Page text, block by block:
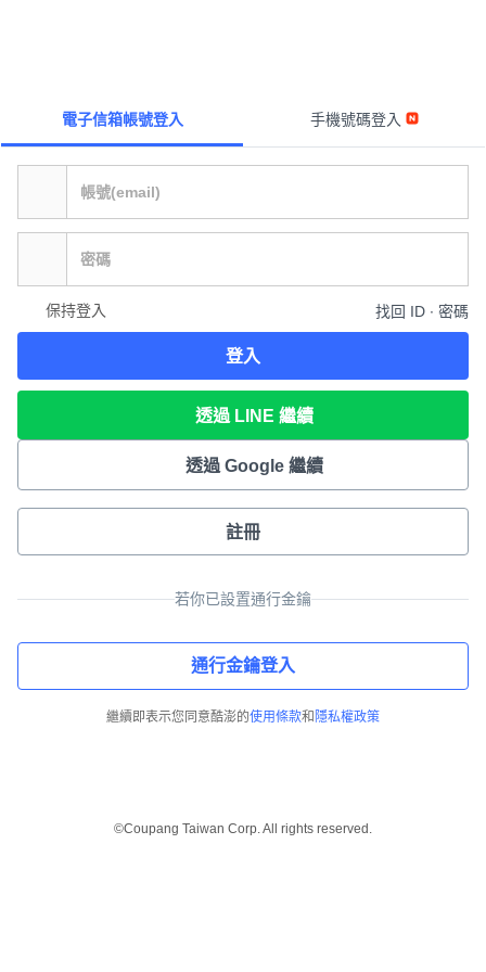
電子信箱帳號登入 手機號碼登入
保持登入 找回 ID ∙ 密碼
登入
透過 LINE 繼續
透過 Google 繼續
註冊
若你已設置通行金鑰
通行金鑰登入
繼續即表示您同意酷澎的使用條款和 隱私權政策
©Coupang Taiwan Corp. All rights reserved.